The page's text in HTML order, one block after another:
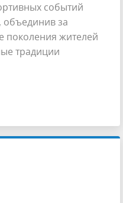
событий
за
поколения жителей
традиции